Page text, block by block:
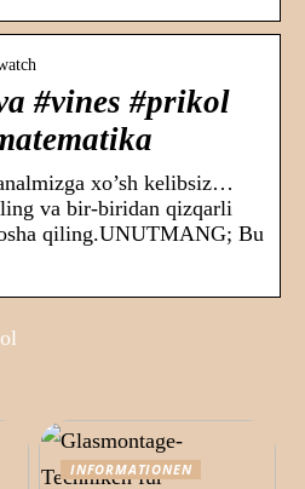
#vines #prikol
xo’sh kelibsiz…
va bir-biridan qizqarli
qiling.UNUTMANG; Bu
INFORMATIONEN